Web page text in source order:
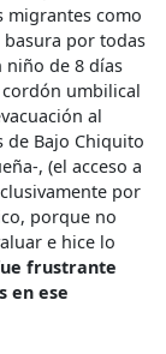
migrantes como
por todas
niño de 8 días
umbilical
al
de Bajo Chiquito
, (el acceso a
por
porque no
e hice lo
frustrante
en ese